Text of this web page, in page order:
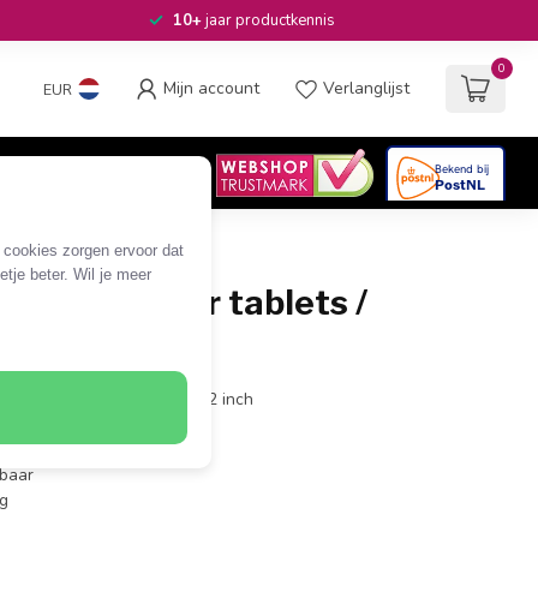
zorgen ervoor dat
beter. Wil je meer
10+jaar productkennis
EUR Mijn account Verlanglijst
0
voor tablets /
schermgrootte van 7 tot 12 inch